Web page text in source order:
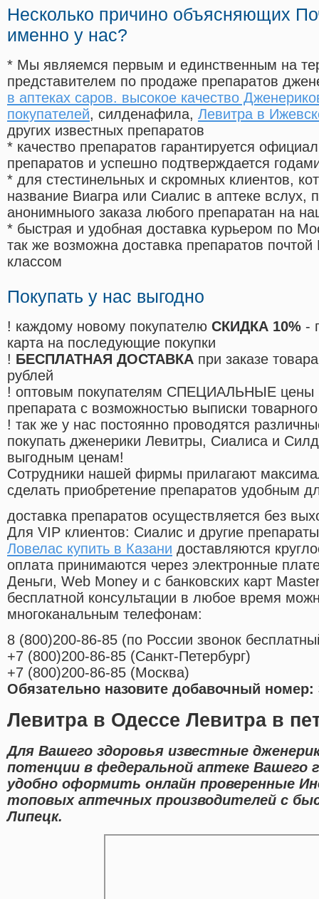
Несколько причино объясняющих
именно у нас?
* Мы являемся первым и единственным на
представителем по продаже препаратов
в аптеках саров. высокое качество
покупателей, силденафила, Левитра в
других известных препаратов
* качество препаратов гарантируется
препаратов и успешно подтверждается
* для стестинельных и скромных клиентов,
название Виагра или Сиалис в аптеке вслух,
анонимныого заказа любого препаратан на
* быстрая и удобная доставка курьером по
так же возможна доставка препаратов
классом
Покупать у нас выгодно
! каждому новому покупателю СКИДКА 10% -
карта на последующие покупки
! БЕСПЛАТНАЯ ДОСТАВКА при заказе
рублей
! оптовым покупателям СПЕЦИАЛЬНЫЕ цены
препарата с возможностью выписки
! так же у нас постоянно проводятся
покупать дженерики Левитры, Сиалиса и
выгодным ценам!
Cотрудники нашей фирмы прилагают
сделать приобретение препаратов удобным
доставка препаратов осуществляется без
Для VIP клиентов: Сиалис и другие
Ловелас купить в Казани доставляются
оплата принимаются через электронные
Деньги, Web Money и с банковских карт
бесплатной консультации в любое время
многоканальным телефонам:
8 (800)200-86-85 (по России звонок
+7 (800)200-86-85 (Санкт-Петербург)
+7 (800)200-86-85 (Москва)
Обязательно назовите добавочный номер:
Левитра в Одессе Левитра в
Для Вашего здоровья известные
потенции в федеральной аптеке Вашего
удобно оформить онлайн проверенные
топовых аптечных производителей с
Липецк.